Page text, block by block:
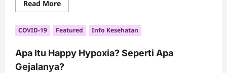
Read MoreRead
more
Berapa
Banyak
Vitamin
yang
Diperlukan
Tubuh
COVID-19 Featured Info Kesehatan
Apa Itu Happy Hypoxia? Seperti Apa
Gejalanya?